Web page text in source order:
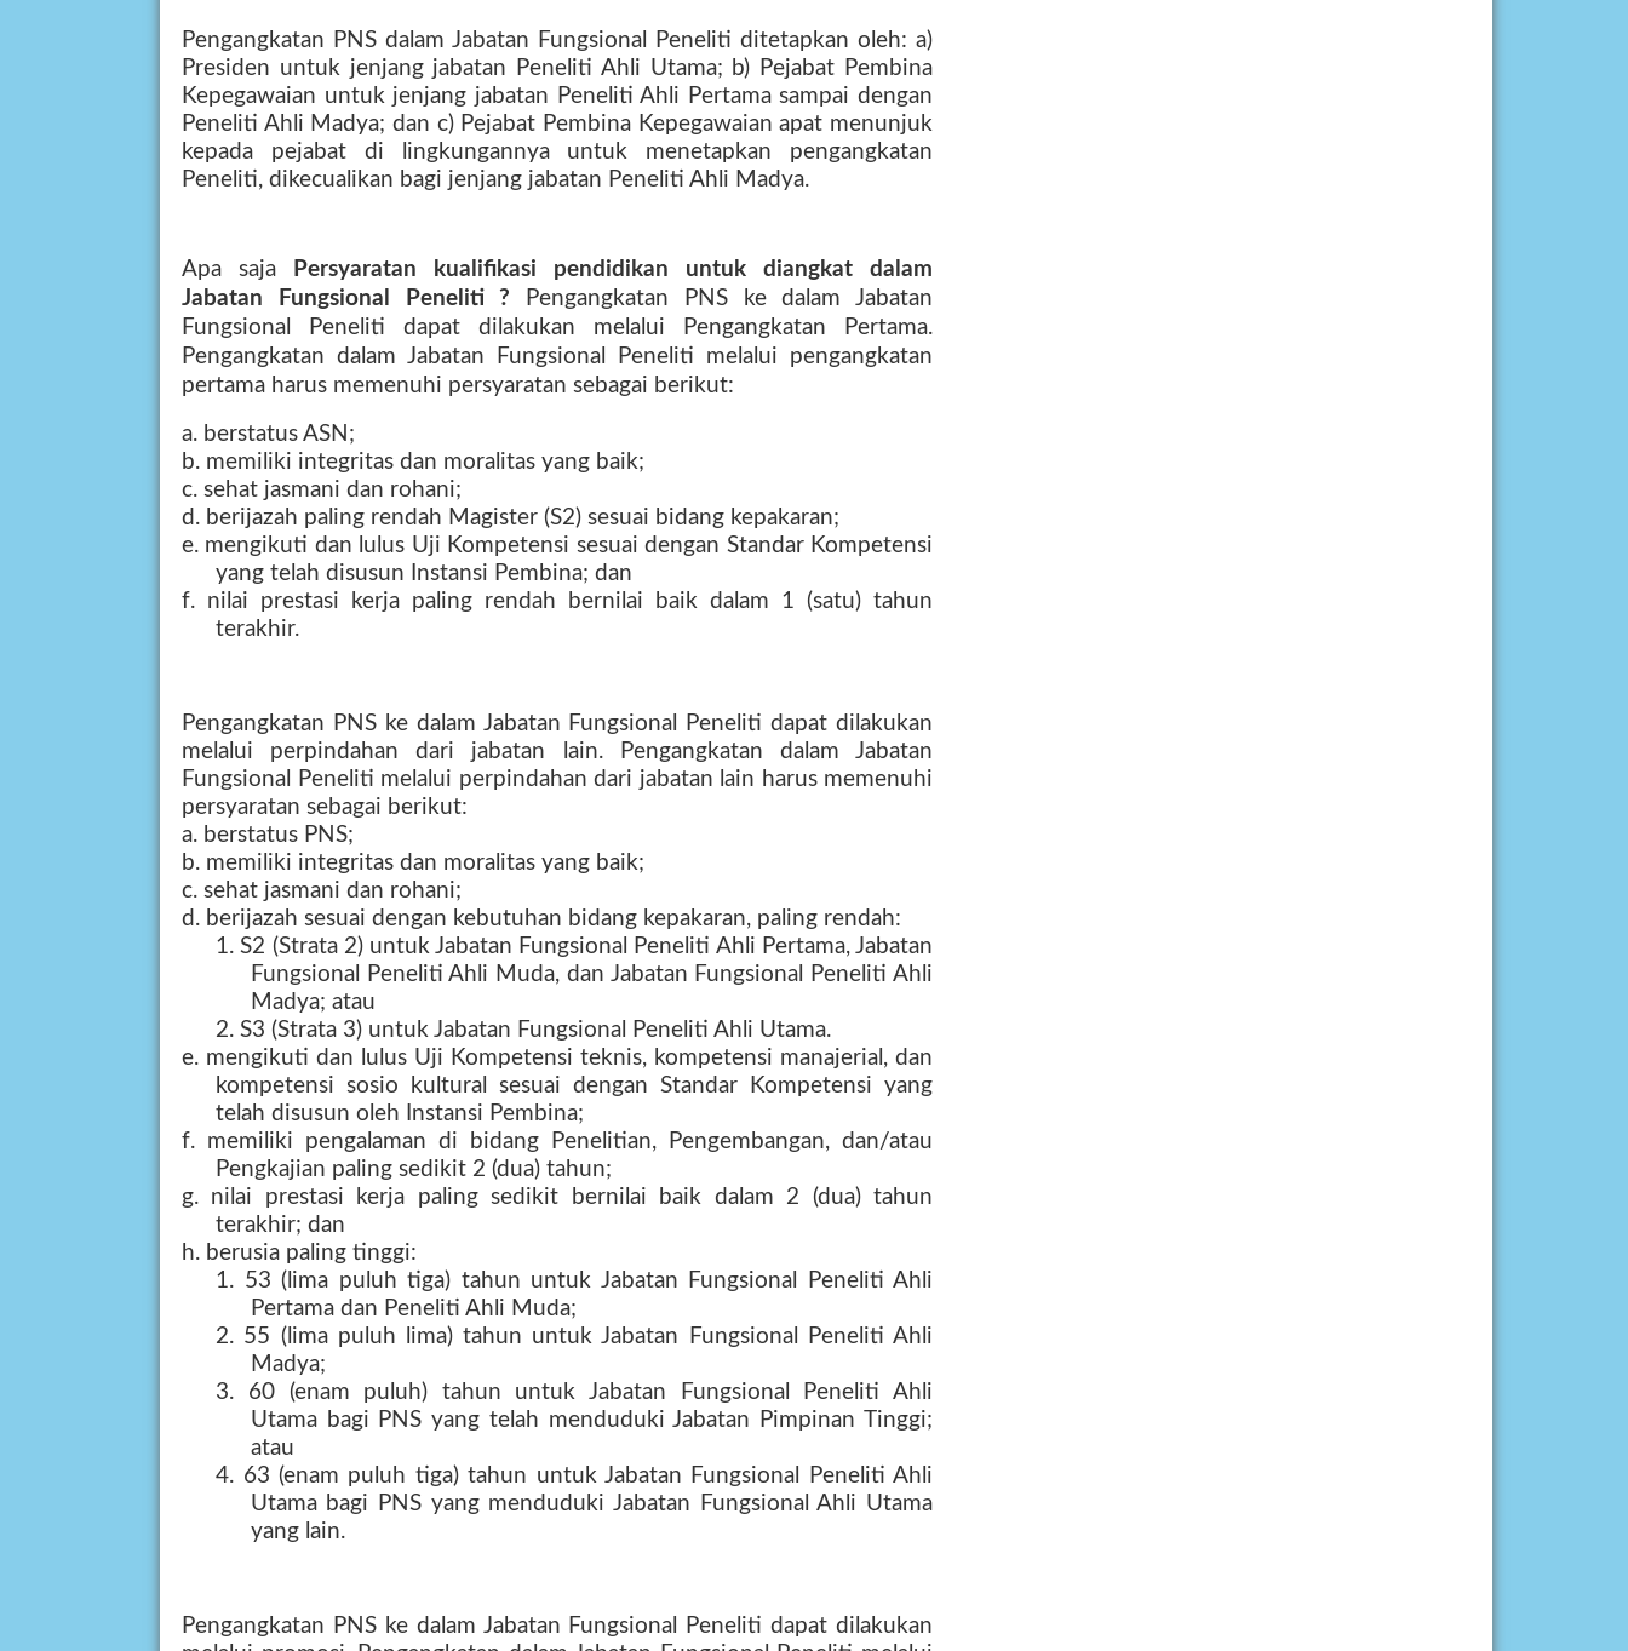
Pengangkatan PNS dalam Jabatan Fungsional Peneliti ditetapkan oleh: a)
Presiden untuk jenjang jabatan Peneliti Ahli Utama; b) Pejabat Pembina
Kepegawaian untuk jenjang jabatan Peneliti Ahli Pertama sampai dengan
Peneliti Ahli Madya; dan c) Pejabat Pembina Kepegawaian apat menunjuk
kepada pejabat di lingkungannya untuk menetapkan pengangkatan
Peneliti, dikecualikan bagi jenjang jabatan Peneliti Ahli Madya.
Apa saja
Persyaratan kualifikasi pendidikan untuk diangkat dalam
Jabatan Fungsional Peneliti ?
Pengangkatan PNS ke dalam Jabatan
Fungsional Peneliti dapat dilakukan melalui Pengangkatan Pertama.
Pengangkatan dalam Jabatan Fungsional Peneliti melalui pengangkatan
pertama harus memenuhi persyaratan sebagai berikut:
a. berstatus ASN;
b. memiliki integritas dan moralitas yang baik;
c. sehat jasmani dan rohani;
d. berijazah paling rendah Magister (S2) sesuai bidang kepakaran;
e. mengikuti dan lulus Uji Kompetensi sesuai dengan Standar Kompetensi
yang telah disusun Instansi Pembina; dan
f. nilai prestasi kerja paling rendah bernilai baik dalam 1 (satu) tahun
terakhir.
Pengangkatan PNS ke dalam Jabatan Fungsional Peneliti dapat dilakukan
melalui perpindahan dari jabatan lain. Pengangkatan dalam Jabatan
Fungsional Peneliti melalui perpindahan dari jabatan lain harus memenuhi
persyaratan sebagai berikut:
a. berstatus PNS;
b. memiliki integritas dan moralitas yang baik;
c. sehat jasmani dan rohani;
d. berijazah sesuai dengan kebutuhan bidang kepakaran, paling rendah:
1. S2 (Strata 2) untuk Jabatan Fungsional Peneliti Ahli Pertama, Jabatan
Fungsional Peneliti Ahli Muda, dan Jabatan Fungsional Peneliti Ahli
Madya; atau
2. S3 (Strata 3) untuk Jabatan Fungsional Peneliti Ahli Utama.
e. mengikuti dan lulus Uji Kompetensi teknis, kompetensi manajerial, dan
kompetensi sosio kultural sesuai dengan Standar Kompetensi yang
telah disusun oleh Instansi Pembina;
f. memiliki pengalaman di bidang Penelitian, Pengembangan, dan/atau
Pengkajian paling sedikit 2 (dua) tahun;
g. nilai prestasi kerja paling sedikit bernilai baik dalam 2 (dua) tahun
terakhir; dan
h. berusia paling tinggi:
1. 53 (lima puluh tiga) tahun untuk Jabatan Fungsional Peneliti Ahli
Pertama dan Peneliti Ahli Muda;
2. 55 (lima puluh lima) tahun untuk Jabatan Fungsional Peneliti Ahli
Madya;
3. 60 (enam puluh) tahun untuk Jabatan Fungsional Peneliti Ahli
Utama bagi PNS yang telah menduduki Jabatan Pimpinan Tinggi;
atau
4. 63 (enam puluh tiga) tahun untuk Jabatan Fungsional Peneliti Ahli
Utama bagi PNS yang menduduki Jabatan Fungsional Ahli Utama
yang lain.
Pengangkatan PNS ke dalam Jabatan Fungsional Peneliti dapat dilakukan